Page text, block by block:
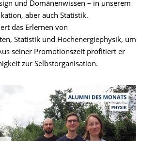
und Domänenwissen – in unserem
aber auch Statistik.
das Erlernen von
Statistik und Hochenergiephysik, um
seiner Promotionszeit profitiert er
zur Selbstorganisation.